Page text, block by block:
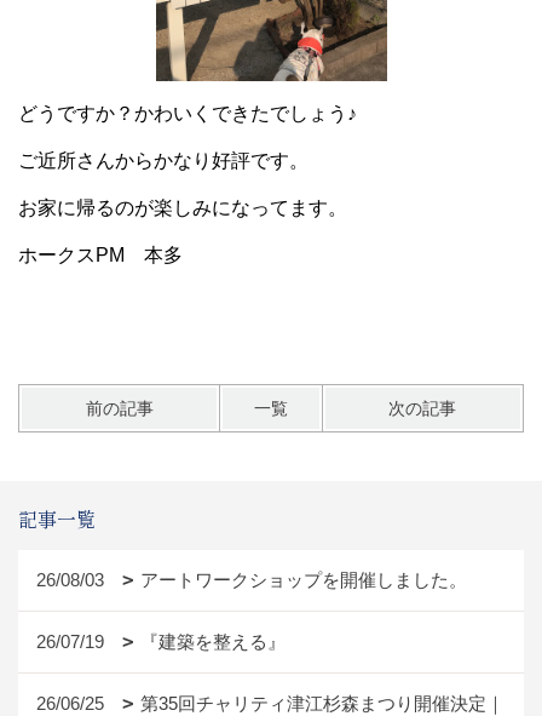
どうですか？かわいくできたでしょう♪
ご近所さんからかなり好評です。
お家に帰るのが楽しみになってます。
ホークスPM 本多
前の記事 一覧 次の記事
記事一覧
26/08/03 アートワークショップを開催しました。
26/07/19 『建築を整える』
26/06/25
第35回チャリティ津江杉森まつり開催決定｜